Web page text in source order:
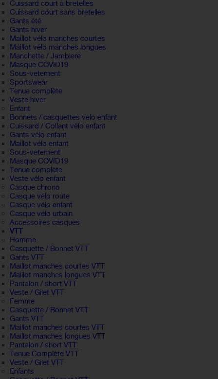
Cuissard court à bretelles
Cuissard court sans bretelles
Gants été
Gants hiver
Maillot vélo manches courtes
Maillot vélo manches longues
Manchette / Jambiere
Masque COVID19
Sous-vetement
Sportswear
Tenue complète
Veste hiver
Enfant
Bonnets / casquettes velo enfant
Cuissard / Collant vélo enfant
Gants vélo enfant
Maillot vélo enfant
Sous-vetement
Masque COVID19
Tenue complète
Veste vélo enfant
Casque chrono
Casque vélo route
Casque vélo enfant
Casque vélo urbain
Accessoires casques
VTT
Homme
Casquette / Bonnet VTT
Gants VTT
Maillot manches courtes VTT
Maillot manches longues VTT
Pantalon / short VTT
Veste / Gilet VTT
Femme
Casquette / Bonnet VTT
Gants VTT
Maillot manches courtes VTT
Maillot manches longues VTT
Pantalon / short VTT
Tenue Complète VTT
Veste / Gilet VTT
Enfants